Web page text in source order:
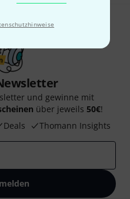
und gewinne mit
über jeweils 50€!
Deals Thomann Insights